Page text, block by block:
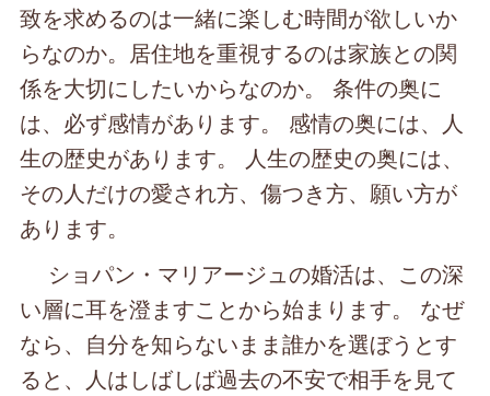
致を求めるのは一緒に楽しむ時間が欲しいか
らなのか。居住地を重視するのは家族との関
係を大切にしたいからなのか。 条件の奥に
は、必ず感情があります。 感情の奥には、人
生の歴史があります。 人生の歴史の奥には、
その人だけの愛され方、傷つき方、願い方が
あります。
ショパン・マリアージュの婚活は、この深
い層に耳を澄ますことから始まります。 なぜ
なら、自分を知らないまま誰かを選ぼうとす
ると、人はしばしば過去の不安で相手を見て